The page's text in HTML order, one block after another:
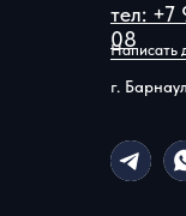
тел: +7
08
г. Барнаул
Написать